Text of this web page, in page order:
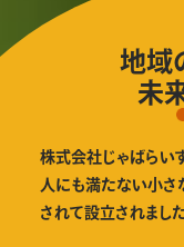
地域
未
株式会社じゃばらい
人にも満たない小さ
されて設立されました